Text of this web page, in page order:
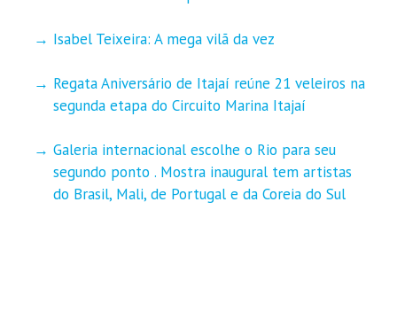
Isabel Teixeira: A mega vilã da vez
Regata Aniversário de Itajaí reúne 21 veleiros na
segunda etapa do Circuito Marina Itajaí
Galeria internacional escolhe o Rio para seu
segundo ponto . Mostra inaugural tem artistas
do Brasil, Mali, de Portugal e da Coreia do Sul